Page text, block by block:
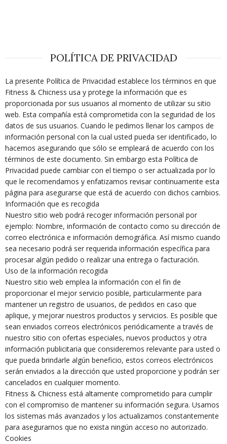
POLÍTICA DE PRIVACIDAD
La presente Política de Privacidad establece los términos en que
Fitness & Chicness usa y protege la información que es
proporcionada por sus usuarios al momento de utilizar su sitio
web. Esta compañía está comprometida con la seguridad de los
datos de sus usuarios. Cuando le pedimos llenar los campos de
información personal con la cual usted pueda ser identificado, lo
hacemos asegurando que sólo se empleará de acuerdo con los
términos de este documento. Sin embargo esta Política de
Privacidad puede cambiar con el tiempo o ser actualizada por lo
que le recomendamos y enfatizamos revisar continuamente esta
página para asegurarse que está de acuerdo con dichos cambios.
Información que es recogida
Nuestro sitio web podrá recoger información personal por
ejemplo: Nombre, información de contacto como su dirección de
correo electrónica e información demográfica. Así mismo cuando
sea necesario podrá ser requerida información específica para
procesar algún pedido o realizar una entrega o facturación.
Uso de la información recogida
Nuestro sitio web emplea la información con el fin de
proporcionar el mejor servicio posible, particularmente para
mantener un registro de usuarios, de pedidos en caso que
aplique, y mejorar nuestros productos y servicios. Es posible que
sean enviados correos electrónicos periódicamente a través de
nuestro sitio con ofertas especiales, nuevos productos y otra
información publicitaria que consideremos relevante para usted o
que pueda brindarle algún beneficio, estos correos electrónicos
serán enviados a la dirección que usted proporcione y podrán ser
cancelados en cualquier momento.
Fitness & Chicness está altamente comprometido para cumplir
con el compromiso de mantener su información segura. Usamos
los sistemas más avanzados y los actualizamos constantemente
para asegurarnos que no exista ningún acceso no autorizado.
Cookies